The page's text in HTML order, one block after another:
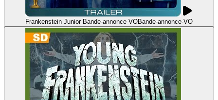
Frankenstein Junior Bande-annonce VOBande-annonce-VO